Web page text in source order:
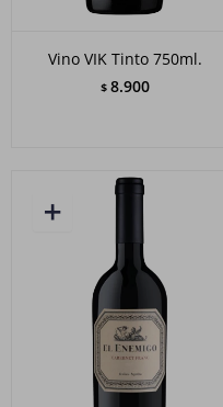
Vino VIK Tinto 750ml.
$ 8.900